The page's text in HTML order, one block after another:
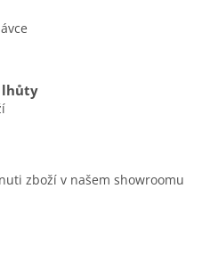
lhůty
zboží v našem showroomu